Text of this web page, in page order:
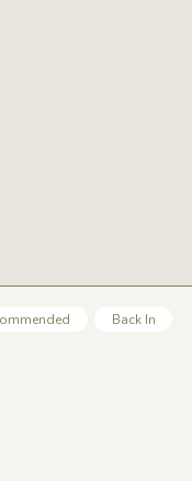
Back In